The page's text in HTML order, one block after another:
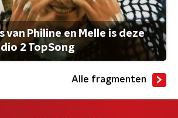
van Philine en Melle is deze
2 TopSong
Alle fragmenten